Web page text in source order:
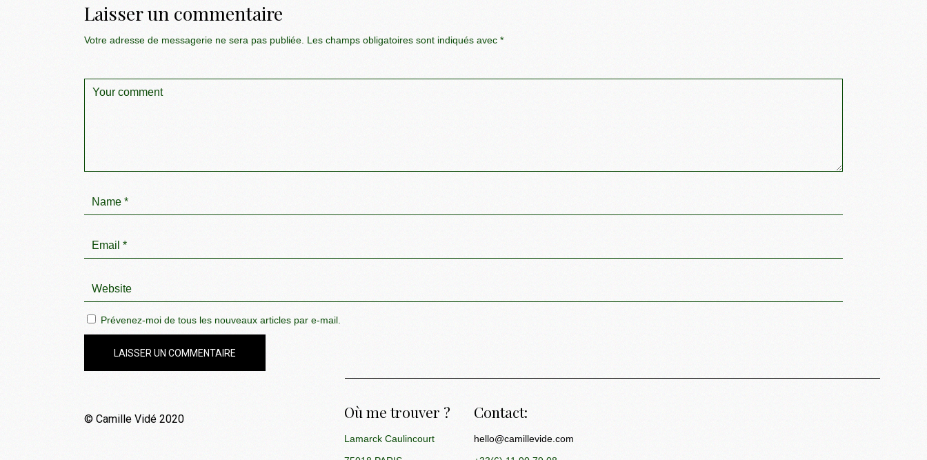
Laisser un commentaire
Votre adresse de messagerie ne sera pas publiée. Les champs obligatoires sont indiqués avec *
Prévenez-moi de tous les nouveaux articles par e-mail.
LAISSER UN COMMENTAIRE
© Camille Vidé 2020 Où me trouver ?
Lamarck Caulincourt
Contact:
hello@camillevide.com